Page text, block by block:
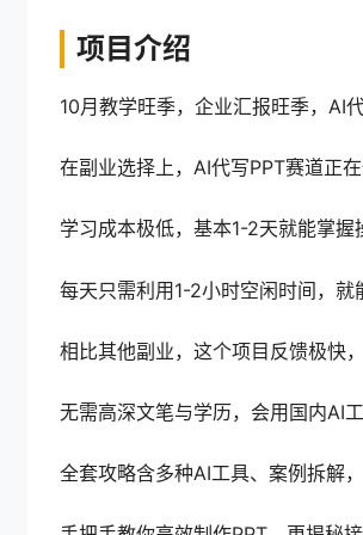
项目介绍
10月教学旺季，企业汇报旺季，AI
在副业选择上，AI代写PPT赛道正
学习成本极低，基本1-2天就能掌
每天只需利用1-2小时空闲时间，
相比其他副业，这个项目反馈极快
无需高深文笔与学历，会用国内AI
全套攻略含多种AI工具、案例拆解